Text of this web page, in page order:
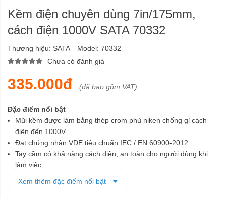
Kềm điện chuyên dùng 7in/175mm,
cách điện 1000V SATA 70332
Thương hiệu: SATA Model: 70332
Chưa có đánh giá
335.000đ (đã bao gồm VAT)
Đặc điểm nổi bật
Mũi kềm được làm bằng thép crom phủ niken chống gỉ cách
điện đến 1000V
Đạt chứng nhận VDE tiêu chuẩn IEC / EN 60900-2012
Tay cầm có khả năng cách điện, an toàn cho người dùng khi
làm việc
Xem thêm đặc điểm nổi bật